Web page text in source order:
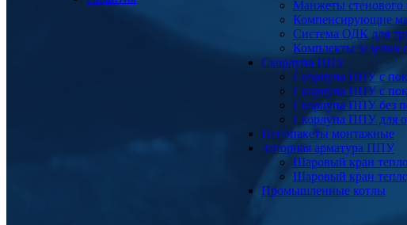
Манжеты стенового
Компенсирующие
Система ОДК для
Комплекты заделки
Скорлупа ППУ
Скорлупа ППУ с
Скорлупа ППУ с
Скорлупа ППУ без
Скорлупа ППУ для
Пенопакеты монтажные
Запорная арматура ППУ
Шаровый кран
Шаровый кран
Промышленные котлы